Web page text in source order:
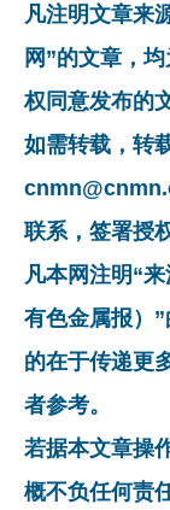
凡注明文章来
网”的文章，
权同意发布的
如需转载，转
联系，签署授
凡本网注明“
有色金属报）
的在于传递更
者参考。
若据本文章操
概不负任何责任